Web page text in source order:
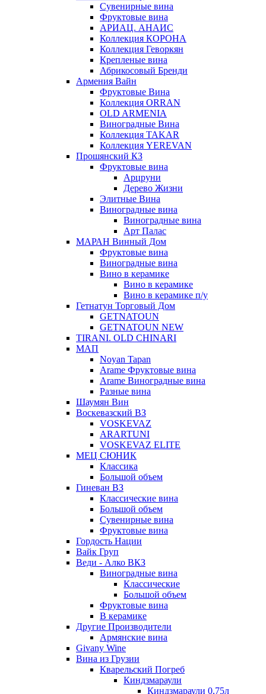
Сувенирные вина
Фруктовые вина
АРИАЦ. АНАИС
Коллекция КОРОНА
Коллекция Геворкян
Крепленые вина
Абрикосовый Бренди
Армения Вайн
Фруктовые Вина
Коллекция ORRAN
OLD ARMENIA
Виноградные Вина
Коллекция TAKAR
Коллекция YEREVAN
Прошянский КЗ
Фруктовые вина
Арцруни
Дерево Жизни
Элитные Вина
Виноградные вина
Виноградные вина
Арт Палас
МАРАН Винный Дом
Фруктовые вина
Виноградные вина
Вино в керамике
Вино в керамике
Вино в керамике п/у
Гетнатун Торговый Дом
GETNATOUN
GETNATOUN NEW
TIRANI. OLD CHINARI
МАП
Noyan Tapan
Arame Фруктовые вина
Arame Виноградные вина
Разные вина
Шаумян Вин
Воскевазский ВЗ
VOSKEVAZ
ARARTUNI
VOSKEVAZ ELITE
МЕЦ СЮНИК
Классика
Большой объем
Гиневан ВЗ
Классические вина
Большой объем
Сувенирные вина
Фруктовые вина
Гордость Нации
Вайк Груп
Веди - Алко ВКЗ
Виноградные вина
Классические
Большой объем
Фруктовые вина
В керамике
Другие Производители
Армянские вина
Givany Wine
Вина из Грузии
Кварельский Погреб
Киндзмараули
Киндзмараули 0,75л